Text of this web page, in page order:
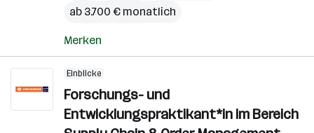
ab 3.700 € monatlich
Merken
Einblicke
Forschungs- und
Entwicklungspraktikant*in im Bereich